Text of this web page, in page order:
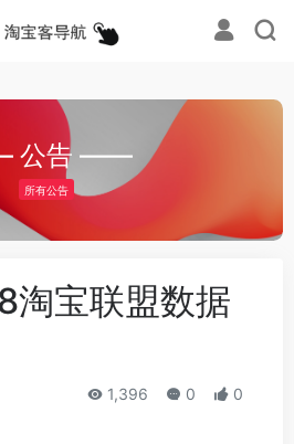
公告 ——
所有公告
宝联盟数据
1,396 0 0